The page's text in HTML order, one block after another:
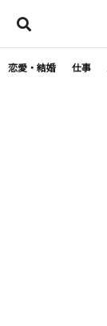
恋愛・結婚 仕事